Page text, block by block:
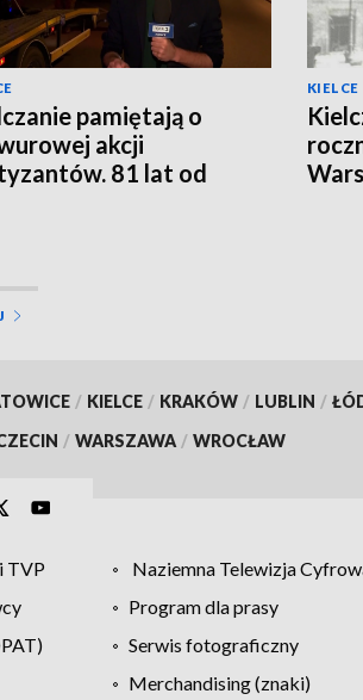
pamiętają o
akcji
81 lat od
KIELCE
/ KIELCE / KRAKÓW / LUBLIN /
/ WARSZAWA / WROCŁAW
TVP Naziemna Telewizja
Program dla prasy
Serwis fotograficzny
Merchandising (znaki)